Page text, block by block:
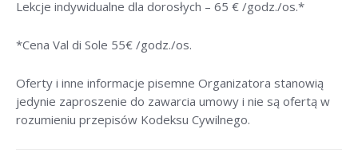
Lekcje indywidualne dla dorosłych – 65 € /godz./os.*
*Cena Val di Sole 55€ /godz./os.
Oferty i inne informacje pisemne Organizatora stanowią
jedynie zaproszenie do zawarcia umowy i nie są ofertą w
rozumieniu przepisów Kodeksu Cywilnego.